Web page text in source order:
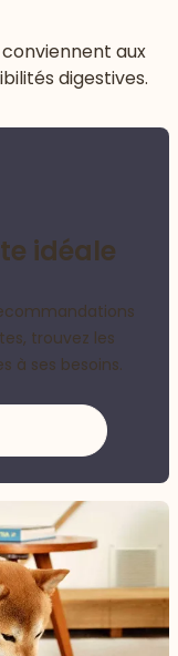
aux
digestives.
idéale
trouvez les
à ses besoins.